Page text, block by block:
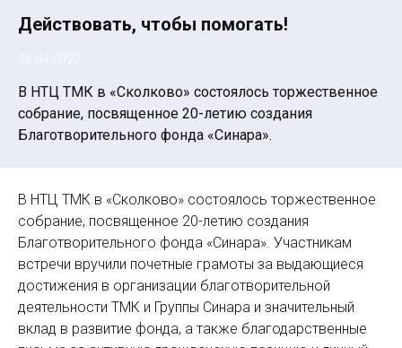
Действовать, чтобы помогать!
В НТЦ ТМК в «Сколково» состоялось торжественное
собрание, посвященное 20-летию создания
Благотворительного фонда «Синара».
В НТЦ ТМК в «Сколково» состоялось торжественное
собрание, посвященное 20-летию создания
Благотворительного фонда «Синара». Участникам
встречи вручили почетные грамоты за выдающиеся
достижения в организации благотворительной
деятельности ТМК и Группы Синара и значительный
вклад в развитие фонда, а также благодарственные